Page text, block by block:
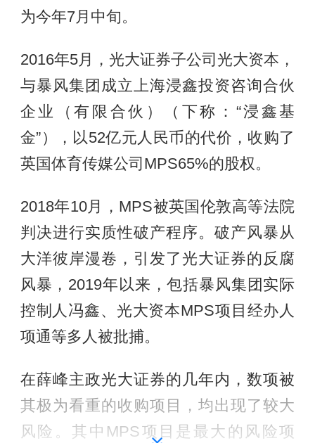
为今年7月中旬。
2016年5月，光大证券子公司光大资本，
与暴风集团成立上海浸鑫投资咨询合伙
企业（有限合伙）（下称：“浸鑫基
金”），以52亿元人民币的代价，收购了
英国体育传媒公司MPS65%的股权。
2018年10月，MPS被英国伦敦高等法院
判决进行实质性破产程序。破产风暴从
大洋彼岸漫卷，引发了光大证券的反腐
风暴，2019年以来，包括暴风集团实际
控制人冯鑫、光大资本MPS项目经办人
项通等多人被批捕。
在薛峰主政光大证券的几年内，数项被
其极为看重的收购项目，均出现了较大
风险。其中MPS项目是最大的风险项